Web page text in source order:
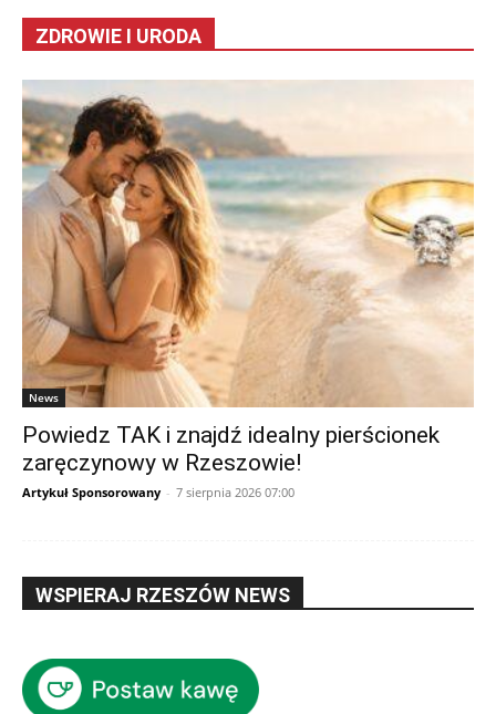
ZDROWIE I URODA
News
Powiedz TAK i znajdź idealny pierścionek
zaręczynowy w Rzeszowie!
Artykuł Sponsorowany - 7 sierpnia 2026 07:00
WSPIERAJ RZESZÓW NEWS